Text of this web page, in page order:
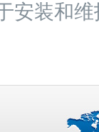
安装和